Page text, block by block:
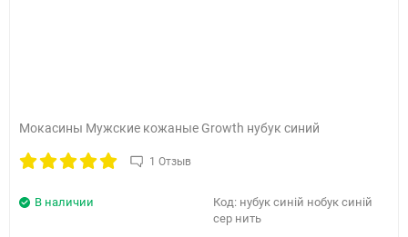
Мокасины Мужские кожаные Growth нубук синий
1 Отзыв
В наличии Код: нубук синій нобук синій
сер нить